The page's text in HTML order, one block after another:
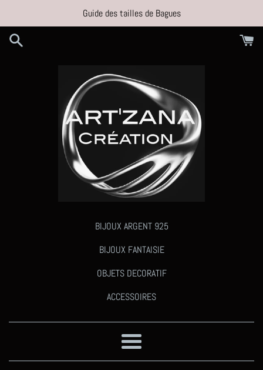
contenu
Guide des tailles de Bagues
BIJOUX ARGENT 925
BIJOUX FANTAISIE
OBJETS DECORATIF
ACCESSOIRES
Menu